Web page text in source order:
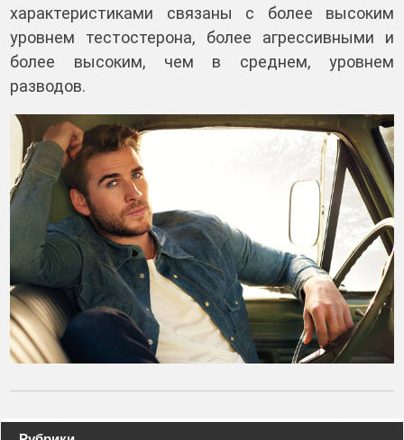
характеристиками связаны с более высоким
уровнем тестостерона, более агрессивными и
более высоким, чем в среднем, уровнем
разводов.
Навигация